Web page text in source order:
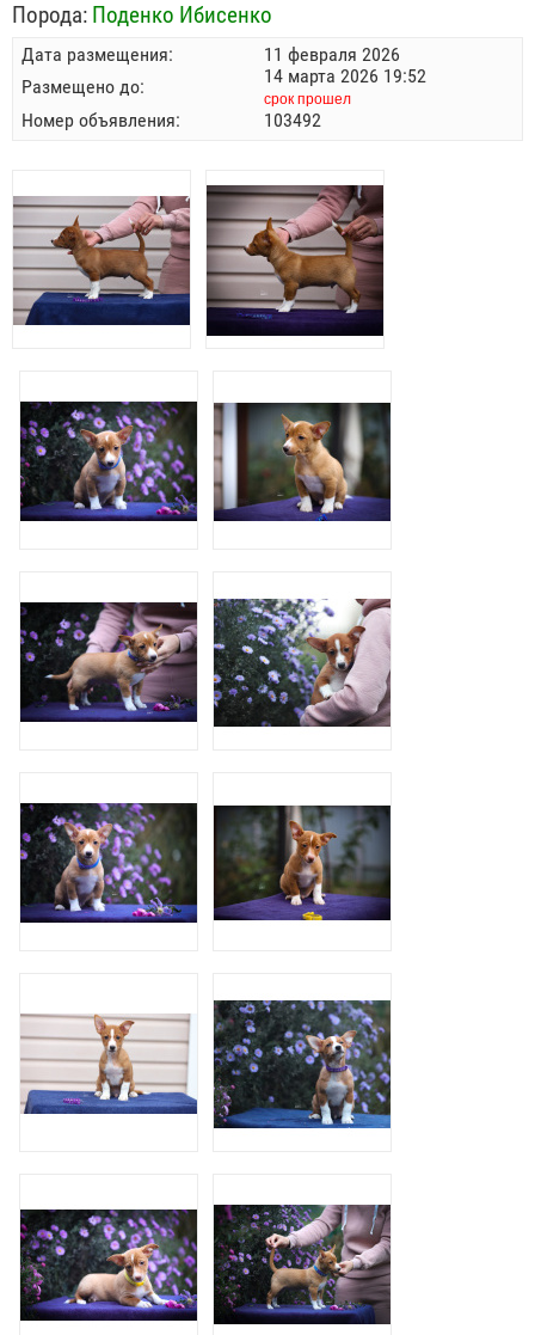
Порода: Поденко Ибисенко
Дата размещения:
11 февраля 2026
Размещено до:
14 марта 2026 19:52
срок прошел
Номер объявления: 103492